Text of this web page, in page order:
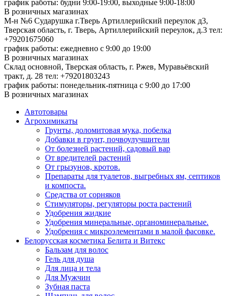
график работы: будни 9:00-19:00, выходные 9:00-18:00
В розничных магазинах
М-н №6 Сударушка г.Тверь Артиллерийский переулок д3,
Тверская область, г. Тверь, Артиллерийский переулок, д.3 тел:
+79201675060
график работы: ежедневно с 9:00 до 19:00
В розничных магазинах
Склад основной, Тверская область, г. Ржев, Муравьёвский
тракт, д. 28 тел: +79201803243
график работы: понедельник-пятница с 9:00 до 17:00
В розничных магазинах
Автотовары
Агрохимикаты
Грунты, доломитовая мука, побелка
Добавки в грунт, почвоулучшители
От болезней растений, садовый вар
От вредителей растений
От грызунов, кротов.
Препараты для туалетов, выгребных ям, септиков
и компоста.
Средства от сорняков
Стимуляторы, регуляторы роста растений
Удобрения жидкие
Удобрения минеральные, органоминеральные.
Удобрения с микроэлементами в малой фасовке.
Белорусская косметика Белита и Витекс
Бальзам для волос
Гель для душа
Для лица и тела
Для Мужчин
Зубная паста